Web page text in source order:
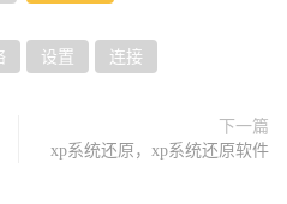
设置 连接
下一篇
xp系统还原，xp系统还原软件